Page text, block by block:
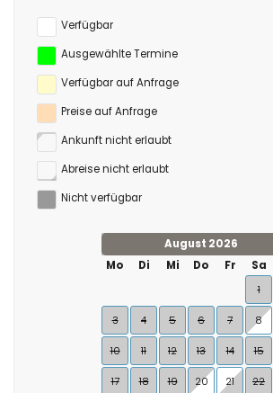
Verfügbar
Ausgewählte Termine
Verfügbar auf Anfrage
Preise auf Anfrage
Ankunft nicht erlaubt
Abreise nicht erlaubt
Nicht verfügbar
August 2026
Mo
Di Mi Do Fr Sa
1
3 4 5 6 7 8
10 11 12 13 14 15
17 18 19 20 21 22